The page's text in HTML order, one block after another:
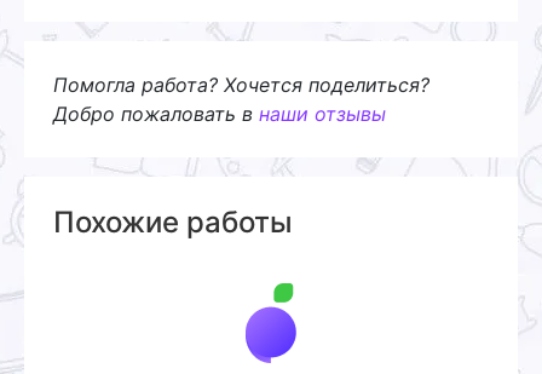
Помогла работа? Хочется поделиться?
Добро пожаловать в наши отзывы
Похожие работы